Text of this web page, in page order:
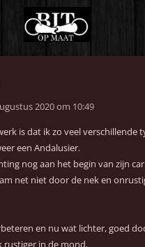
2020 om 10:49
is dat ik zo veel verschillende
een Andalusier.
nog aan het begin van zijn
net niet door de nek en
en nu wat lichter, goed
rustiger in de mond.